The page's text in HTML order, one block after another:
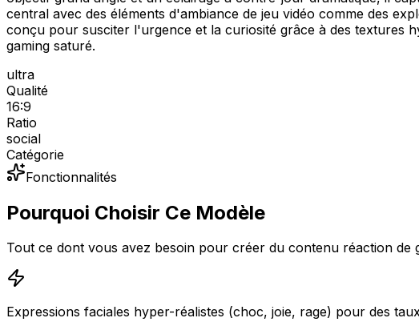
central avec des éléments d'ambiance de jeu vidéo comme des
conçu pour susciter l'urgence et la curiosité grâce à des textures
gaming saturé.
ultra
Qualité
16:9
Ratio
social
Catégorie
Fonctionnalités
Pourquoi Choisir Ce Modèle
Tout ce dont vous avez besoin pour créer du contenu réaction de
Expressions faciales hyper-réalistes (choc, joie, rage) pour des